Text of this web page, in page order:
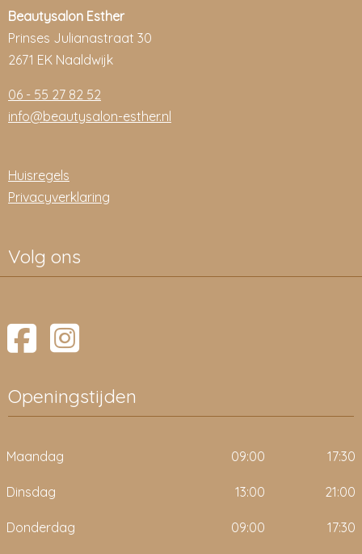
Beautysalon Esther
Prinses Julianastraat 30
2671 EK Naaldwijk
06 - 55 27 82 52
info@beautysalon-esther.nl
Huisregels
Privacyverklaring
Volg ons
Openingstijden
Maandag 09:00 17:30
Dinsdag 13:00 21:00
Donderdag 09:00 17:30